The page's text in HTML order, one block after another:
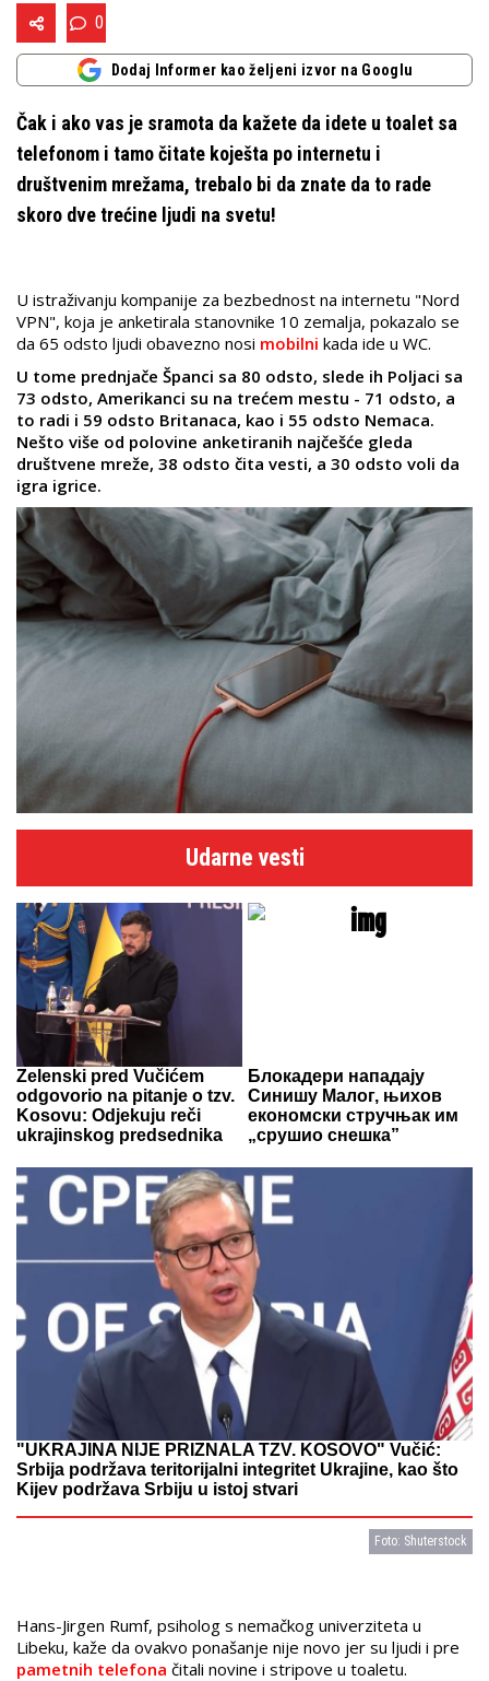
0
Dodaj Informer kao željeni izvor na Googlu
Čak i ako vas je sramota da kažete da idete u toalet sa
telefonom i tamo čitate koješta po internetu i
društvenim mrežama, trebalo bi da znate da to rade
skoro dve trećine ljudi na svetu!
U istraživanju kompanije za bezbednost na internetu "Nord
VPN", koja je anketirala stanovnike 10 zemalja, pokazalo se
da 65 odsto ljudi obavezno nosi mobilni kada ide u WC.
U tome prednjače Španci sa 80 odsto, slede ih Poljaci sa
73 odsto, Amerikanci su na trećem mestu - 71 odsto, a
to radi i 59 odsto Britanaca, kao i 55 odsto Nemaca.
Nešto više od polovine anketiranih najčešće gleda
društvene mreže, 38 odsto čita vesti, a 30 odsto voli da
igra igrice.
Foto: Shuterstock
Udarne vesti
Zelenski pred Vučićem
odgovorio na pitanje o tzv.
Kosovu: Odjekuju reči
ukrajinskog predsednika
Блокадери нападају
Синишу Малог, њихов
економски стручњак им
„срушио снешка”
"UKRAJINA NIJE PRIZNALA TZV. KOSOVO" Vučić:
Srbija podržava teritorijalni integritet Ukrajine, kao što
Kijev podržava Srbiju u istoj stvari
Hans-Jirgen Rumf, psiholog s nemačkog univerziteta u
Libeku, kaže da ovakvo ponašanje nije novo jer su ljudi i pre
pametnih telefona čitali novine i stripove u toaletu.